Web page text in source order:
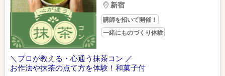
新宿
講師を招いて開催！
一緒にものづくり体験
＼プロが教える・心通う抹茶コン ／
お作法や抹茶の点て方を体験！和菓子付